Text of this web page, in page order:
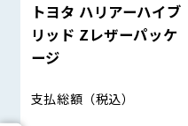
トヨタ ハリアーハイブ
リッド Zレザーパッケ
ージ
支払総額 （税込）